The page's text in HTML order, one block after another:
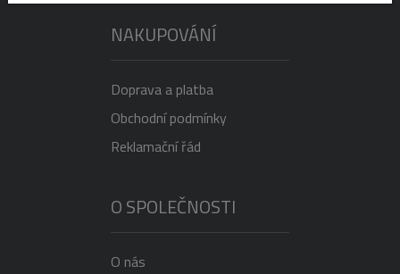
NAKUPOVÁNÍ
Doprava a platba
Obchodní podmínky
Reklamační řád
O SPOLEČNOSTI
O nás